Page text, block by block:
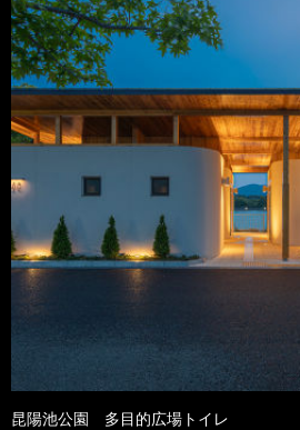
昆陽池公園 多目的広場トイレ